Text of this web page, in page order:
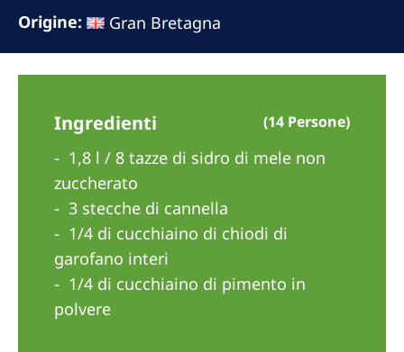
Asia Pacific
North America
United States of America
NephroCare International
Global Website
Origine: Gran Bretagna
Ingredienti (14 Persone)
1,8 l / 8 tazze di sidro di mele non
zuccherato
3 stecche di cannella
1/4 di cucchiaino di chiodi di
garofano interi
1/4 di cucchiaino di pimento in
polvere